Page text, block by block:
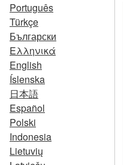
Português
Türkçe
Български
Ελληνικά
English
Íslenska
日本語
Español
Polski
Indonesia
Lietuvių